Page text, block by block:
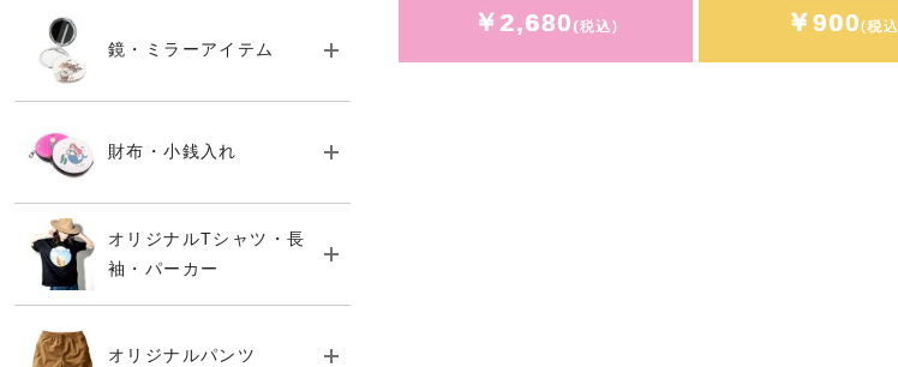
鏡・ミラーアイテム
財布・小銭入れ
オリジナルTシャツ・長
袖・パーカー
オリジナルパンツ
￥2,680 ￥900